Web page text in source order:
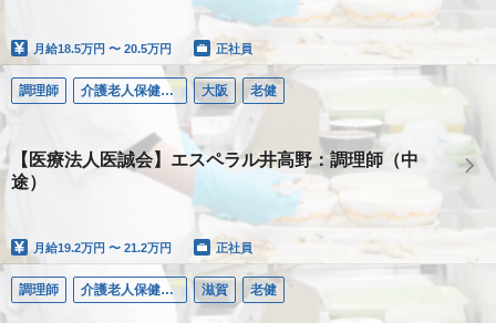
月給18.5万円 〜 20.5万円 正社員
調理師 介護老人保健施設エスペラル井高野 大阪 老健
【医療法人医誠会】エスペラル井高野：調理師（中
途）
月給19.2万円 〜 21.2万円 正社員
調理師 介護老人保健施設エスペラル近江八幡 滋賀 老健